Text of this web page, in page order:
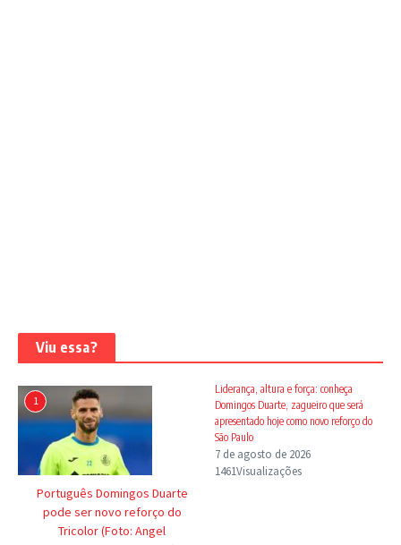
Viu essa?
1
Português Domingos Duarte
pode ser novo reforço do
Tricolor (Foto: Angel
Liderança, altura e força: conheça
Domingos Duarte, zagueiro que será
apresentado hoje como novo reforço do
São Paulo
7 de agosto de 2026
1461Visualizações